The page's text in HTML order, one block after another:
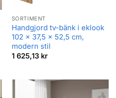
SORTIMENT
Handgjord tv-bänk i eklook
102 x 37,5 x 52,5 cm,
modern stil
1 625,13 kr